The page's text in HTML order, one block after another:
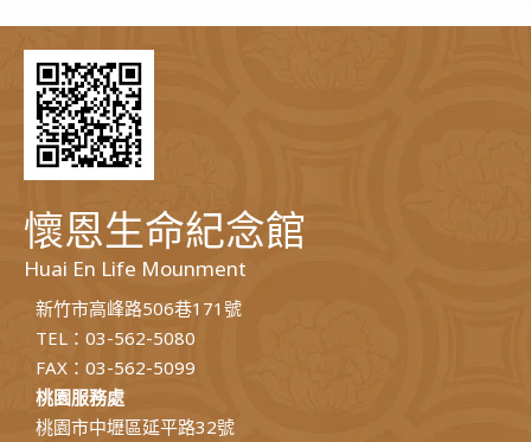
懷恩生命紀念館
Huai En Life Mounment
新竹市高峰路506巷171號
TEL：03-562-5080
FAX：03-562-5099
桃園服務處
桃園市中壢區延平路32號